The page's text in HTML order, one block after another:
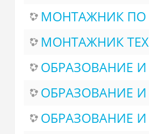
МОНТАЖНИК ПО
МОНТАЖНИК
ОБРАЗОВАНИЕ И
ОБРАЗОВАНИЕ
ОБРАЗОВАНИЕ